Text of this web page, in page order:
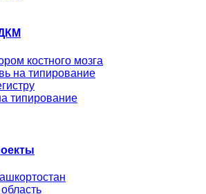
костного мозга
на типирование
типирование